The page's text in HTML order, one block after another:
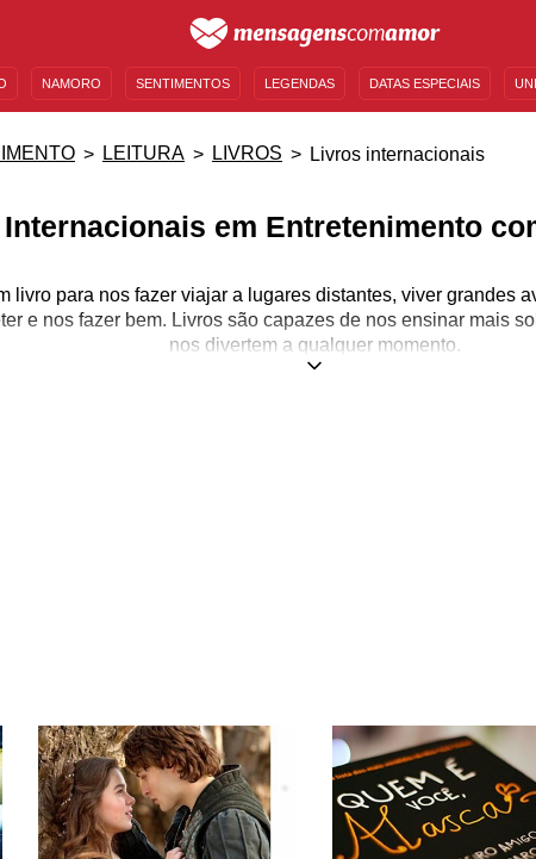
NAMORO SENTIMENTOS LEGENDAS DATAS ESPECIAIS
LEITURA LIVROS Livros internacionais
em Entretenimento
livro para nos fazer viajar a lugares distantes, viver grandes
e nos fazer bem. Livros são capazes de nos ensinar mais
nos divertem a qualquer momento.
contos - se você está em busca de algo novo para ler, ou
conquistaram, pode encontrar o que procura bem aqui.
drama, comédia ou de fatos reais que você gosta?
de fora e temos páginas para todos os tipos de livros,